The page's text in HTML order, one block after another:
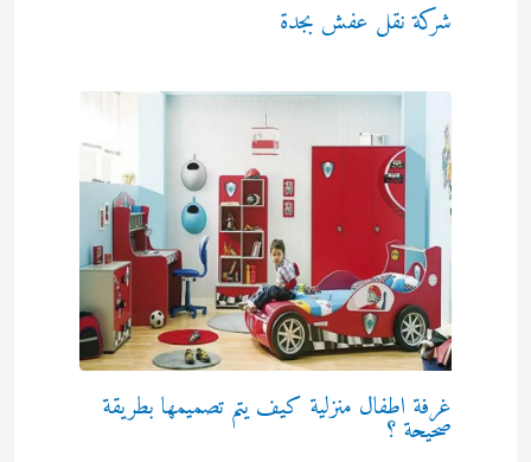
شركة نقل عفش بجدة
غرفة اطفال منزلية كيف يتم تصميمها بطريقة
صحيحة ؟